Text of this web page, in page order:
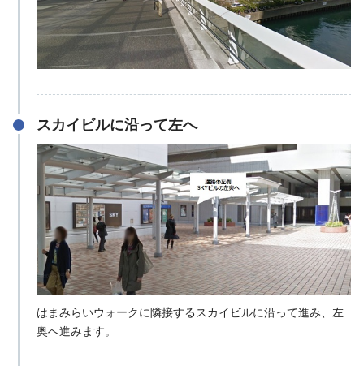
スカイビルに沿って左へ
はまみらいウォークに隣接するスカイビルに沿って進み、左
奥へ進みます。